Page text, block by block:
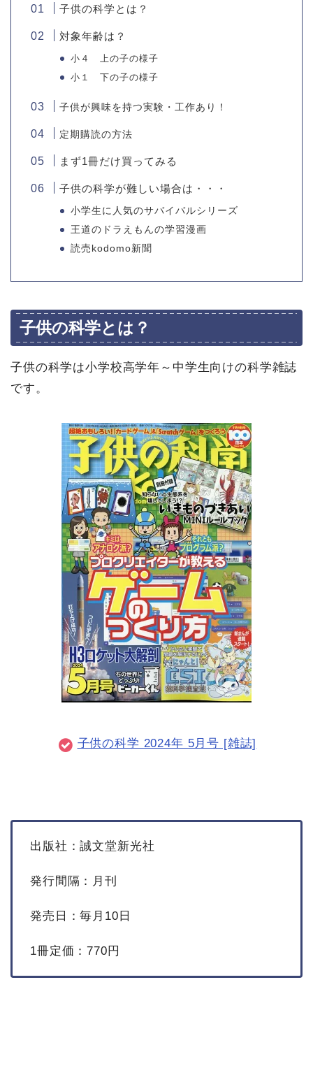
子供の科学とは？
対象年齢は？
小４ 上の子の様子
小１ 下の子の様子
子供が興味を持つ実験・工作あり！
定期購読の方法
まず1冊だけ買ってみる
子供の科学が難しい場合は・・・
小学生に人気のサバイバルシリーズ
王道のドラえもんの学習漫画
読売kodomo新聞
子供の科学とは？
子供の科学は小学校高学年～中学生向けの科学雑誌
です。
子供の科学 2024年 5月号 [雑誌]
出版社：誠文堂新光社
発行間隔：月刊
発売日：毎月10日
1冊定価：770円